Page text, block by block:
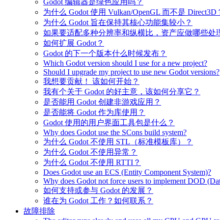
Godot 编辑器是绿色应用吗？
为什么 Godot 使用 Vulkan/OpenGL 而不是 Direct3D
为什么 Godot 旨在保持其核心功能集较小？
如果要适配多种分辨率和纵横比，资产应做哪些处
如何扩展 Godot？
Godot 的下一个版本什么时候发布？
Which Godot version should I use for a new project?
Should I upgrade my project to use new Godot versions?
我想要贡献！ 该如何开始？
我有个关于 Godot 的好主意，该如何分享它？
是否能用 Godot 创建非游戏应用？
是否能将 Godot 作为库使用？
Godot 使用的用户界面工具包是什么？
Why does Godot use the SCons build system?
为什么 Godot 不使用 STL（标准模板库）？
为什么 Godot 不使用异常？
为什么 Godot 不使用 RTTI？
Does Godot use an ECS (Entity Component System)?
Why does Godot not force users to implement DOD
如何支持或参与 Godot 的发展？
谁在为 Godot 工作？如何联系？
故障排除